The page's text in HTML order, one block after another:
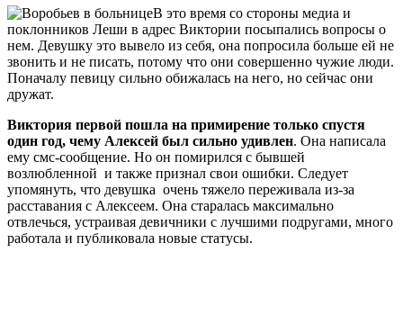
В это время со стороны медиа и
поклонников Леши в адрес Виктории посыпались вопросы о
нем. Девушку это вывело из себя, она попросила больше ей не
звонить и не писать, потому что они совершенно чужие люди.
Поначалу певицу сильно обижалась на него, но сейчас они
дружат.
Виктория первой пошла на примирение только спустя
один год, чему Алексей был сильно удивлен. Она написала
ему смс-сообщение. Но он помирился с бывшей
возлюбленной и также признал свои ошибки. Следует
упомянуть, что девушка очень тяжело переживала из-за
расставания с Алексеем. Она старалась максимально
отвлечься, устраивая девичники с лучшими подругами, много
работала и публиковала новые статусы.